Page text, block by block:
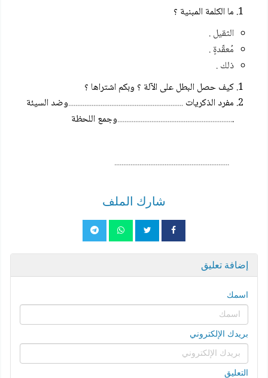
ما الكلمة المبنية ؟
الثقيل .
مُعقّدةٍ .
ذلك .
كيف حصل البطل على الآلة ؟ وبكم اشتراها ؟
مفرد الذكريات................................................................وضد السيئة
.
................................................................وجمع اللحظة
................................................................
شارك الملف
إضافة تعليق
اسمك
بريدك الإلكتروني
التعليق